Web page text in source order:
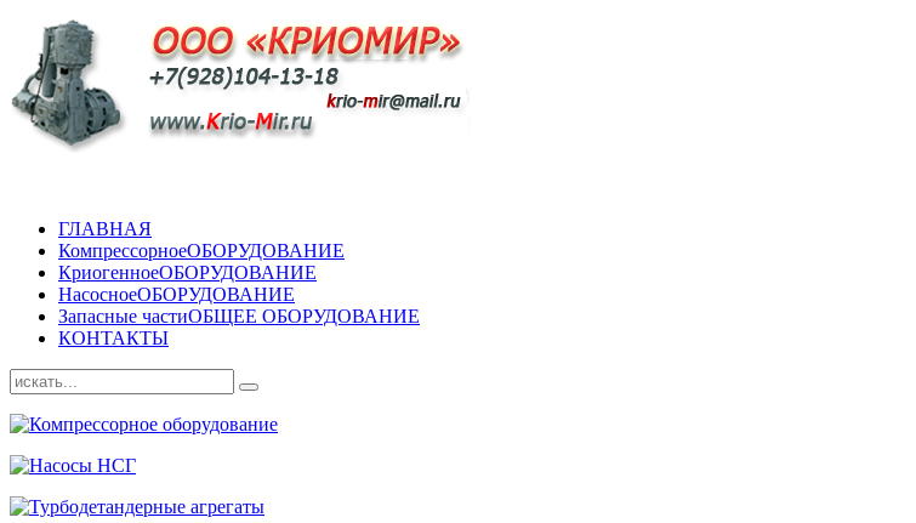
ГЛАВНАЯ
КомпрессорноеОБОРУДОВАНИЕ
КриогенноеОБОРУДОВАНИЕ
НасосноеОБОРУДОВАНИЕ
Запасные частиОБЩЕЕ ОБОРУДОВАНИЕ
КОНТАКТЫ